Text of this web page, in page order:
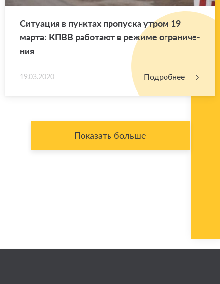
Си­ту­а­ция в пунк­тах про­пус­ка утром 19
марта: КПВВ ра­бо­та­ют в ре­жи­ме огра­ни­че­
ния
19.03.2020 Подробнее
Показать больше